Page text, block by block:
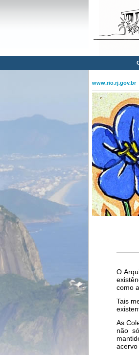
www.rio.rj.gov.br
O
como
Tais
As
não
acervo